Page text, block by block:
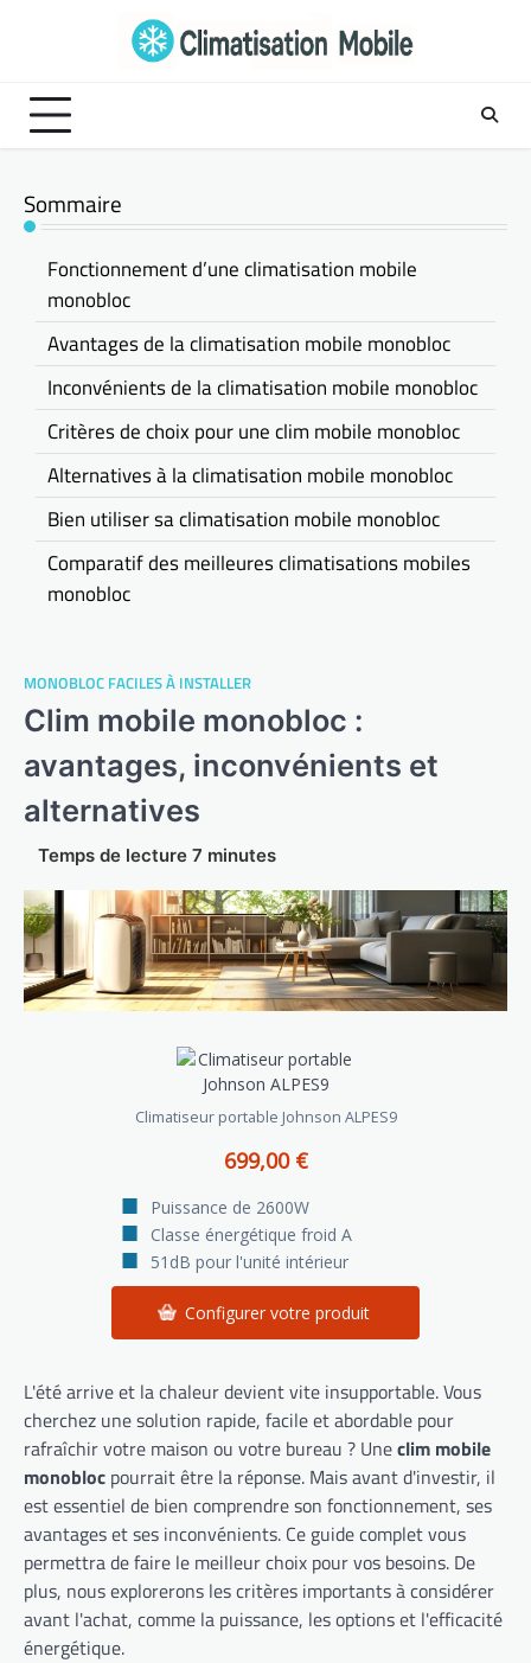
MONOBLOC FACILES À INSTALLER
Clim mobile monobloc :
avantages, inconvénients et
alternatives
Climatiseur portable Johnson ALPES9
699,00 €
Puissance de 2600W
Classe énergétique froid A
51dB pour l'unité intérieur
Configurer votre produit
L'été arrive et la chaleur devient vite insupportable. Vous
cherchez une solution rapide, facile et abordable pour
rafraîchir votre maison ou votre bureau ? Uneclim mobile
monobloc pourrait être la réponse. Mais avant d'investir, il
est essentiel de bien comprendre son fonctionnement, ses
avantages et ses inconvénients. Ce guide complet vous
permettra de faire le meilleur choix pour vos besoins. De
plus, nous explorerons les critères importants à considérer
avant l'achat, comme la puissance, les options et l'efficacité
énergétique.
Sommaire
Fonctionnement d’une climatisation mobile
monobloc
Avantages de la climatisation mobile monobloc
Inconvénients de la climatisation mobile monobloc
Critères de choix pour une clim mobile monobloc
Alternatives à la climatisation mobile monobloc
Bien utiliser sa climatisation mobile monobloc
Comparatif des meilleures climatisations mobiles
monobloc